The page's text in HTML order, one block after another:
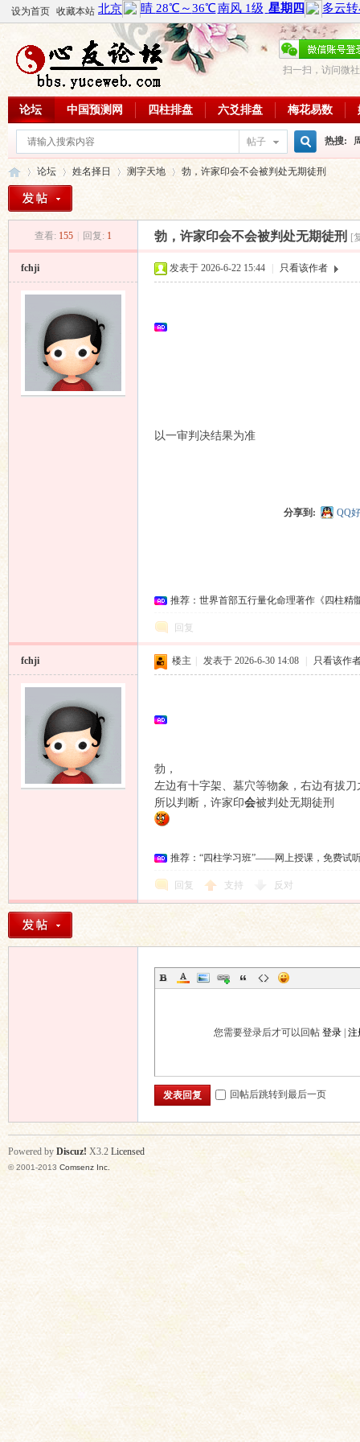
设为首页 收藏本站
扫一扫，访问微
论坛 中国预测网 四柱排盘 六爻排盘 梅花易数
帖子
搜
索
热搜:
周易教
每日一
论坛 姓名择日 测字天地
›
勃，许家印会不会被判处无期徒刑
查看: 155 回复: 1 勃，许家印会不会被判处无期徒刑 [
fchji 发表于 2026-6-22 15:44 只看该作者
以一审判决结果为准
分享到: QQ
推荐：世界首部五行量化命理著作《四柱精
回复
fchji 楼主 发表于 2026-6-30 14:08 只看该作
勃，
左边有十字架、墓穴等物象，右边有拔刀
所以判断，许家印会被判处无期徒刑
推荐：“四柱学习班”——网上授课，免费试
回复 支持 反对
您需要登录后才可以回帖 登录 注
发表回复 回帖后跳转到最后一页
Powered by Discuz! X3.2 Licensed
© 2001-2013 Comsenz Inc.